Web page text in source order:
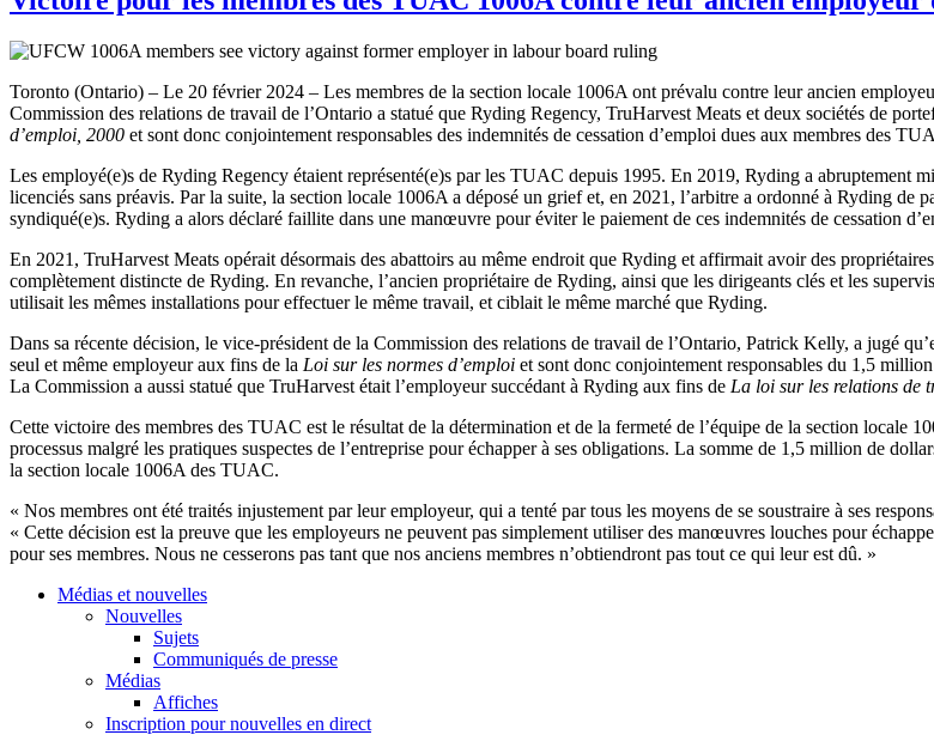
Toronto (Ontario) – Le 20 février 2024 – Les membres de la section locale 1006A ont prévalu contre leur ancien
Commission des relations de travail de l’Ontario a statué que Ryding Regency, TruHarvest Meats et deux sociétés de
d’emploi, 2000 et sont donc conjointement responsables des indemnités de cessation d’emploi dues aux membres des
Les employé(e)s de Ryding Regency étaient représenté(e)s par les TUAC depuis 1995. En 2019, Ryding a abruptement
licenciés sans préavis. Par la suite, la section locale 1006A a déposé un grief et, en 2021, l’arbitre a ordonné à Ryding
syndiqué(e)s. Ryding a alors déclaré faillite dans une manœuvre pour éviter le paiement de ces indemnités de cessation
En 2021, TruHarvest Meats opérait désormais des abattoirs au même endroit que Ryding et affirmait avoir des
complètement distincte de Ryding. En revanche, l’ancien propriétaire de Ryding, ainsi que les dirigeants clés et les
utilisait les mêmes installations pour effectuer le même travail, et ciblait le même marché que Ryding.
Dans sa récente décision, le vice-président de la Commission des relations de travail de l’Ontario, Patrick Kelly, a jugé
seul et même employeur aux fins de la Loi sur les normes d’emploi et sont donc conjointement responsables du 1,5
La Commission a aussi statué que TruHarvest était l’employeur succédant à Ryding aux fins de La loi sur les relations de
Cette victoire des membres des TUAC est le résultat de la détermination et de la fermeté de l’équipe de la section locale
processus malgré les pratiques suspectes de l’entreprise pour échapper à ses obligations. La somme de 1,5 million de
la section locale 1006A des TUAC.
« Nos membres ont été traités injustement par leur employeur, qui a tenté par tous les moyens de se soustraire à ses
« Cette décision est la preuve que les employeurs ne peuvent pas simplement utiliser des manœuvres louches pour
pour ses membres. Nous ne cesserons pas tant que nos anciens membres n’obtiendront pas tout ce qui leur est dû. »
Médias et nouvelles
Nouvelles
Sujets
Communiqués de presse
Médias
Affiches
Inscription pour nouvelles en direct